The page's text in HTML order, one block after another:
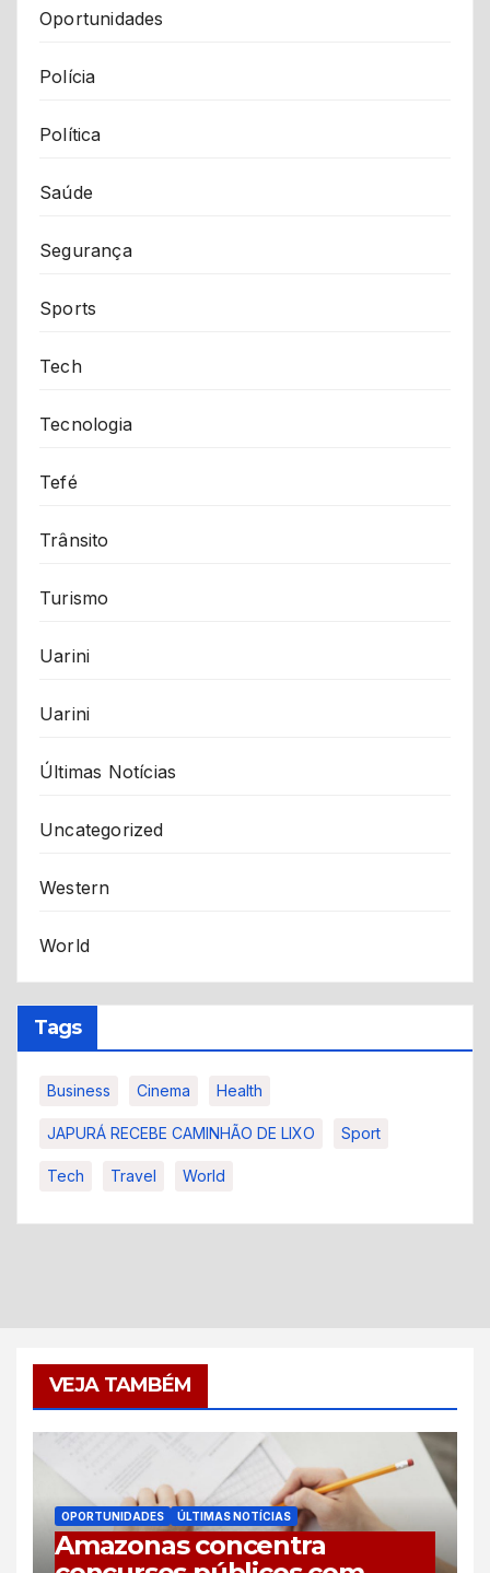
Oportunidades
Polícia
Política
Saúde
Segurança
Sports
Tech
Tecnologia
Tefé
Trânsito
Turismo
Uarini
Uarini
Últimas Notícias
Uncategorized
Western
World
Tags
Business Cinema Health
JAPURÁ RECEBE CAMINHÃO DE LIXO Sport
Tech Travel World
VEJA TAMBÉM
OPORTUNIDADES ÚLTIMAS NOTÍCIAS
Amazonas concentra